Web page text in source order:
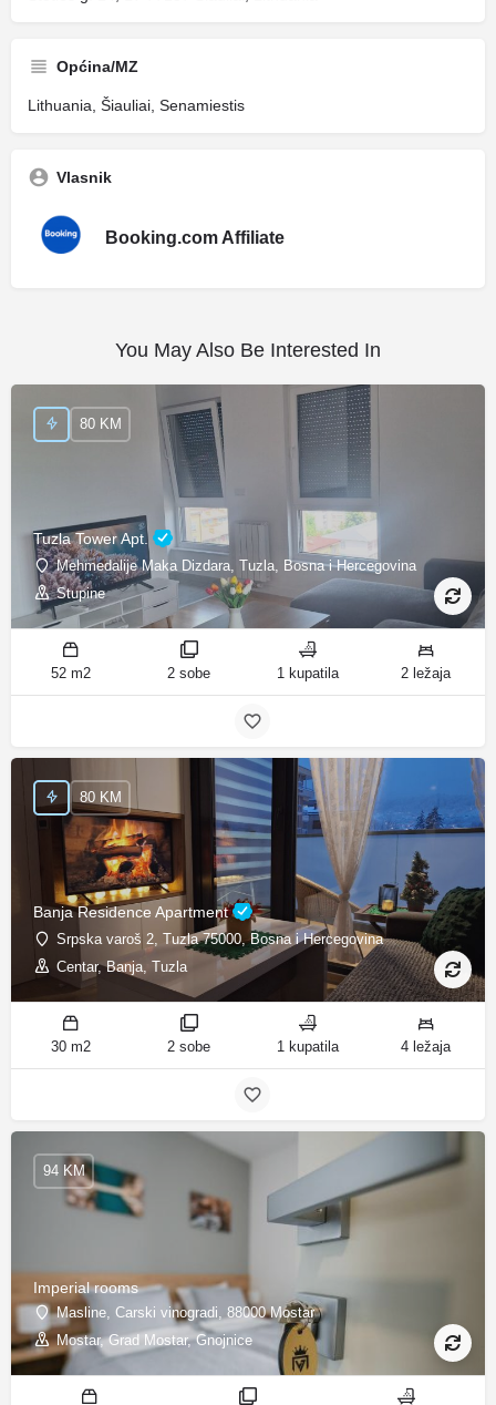
Općina/MZ
Lithuania, Šiauliai, Senamiestis
Vlasnik
Booking.com Affiliate
You May Also Be Interested In
Tuzla Tower Apt.
Mehmedalije Maka Dizdara, Tuzla, Bosna i Hercegovina
Stupine
80 KM
52 m2 2 sobe 1 kupatila 2 ležaja
Banja Residence Apartment
Srpska varoš 2, Tuzla 75000, Bosna i Hercegovina
Centar, Banja, Tuzla
80 KM
30 m2 2 sobe 1 kupatila 4 ležaja
Imperial rooms
Masline, Carski vinogradi, 88000 Mostar
Mostar, Grad Mostar, Gnojnice
94 KM